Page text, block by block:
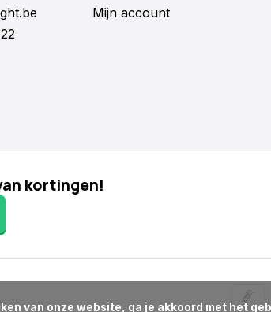
Mijn account
kortingen!